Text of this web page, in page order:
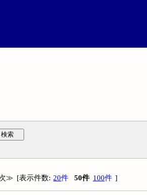
検索
≫ [表示件数: 20件 50件 100件 ]